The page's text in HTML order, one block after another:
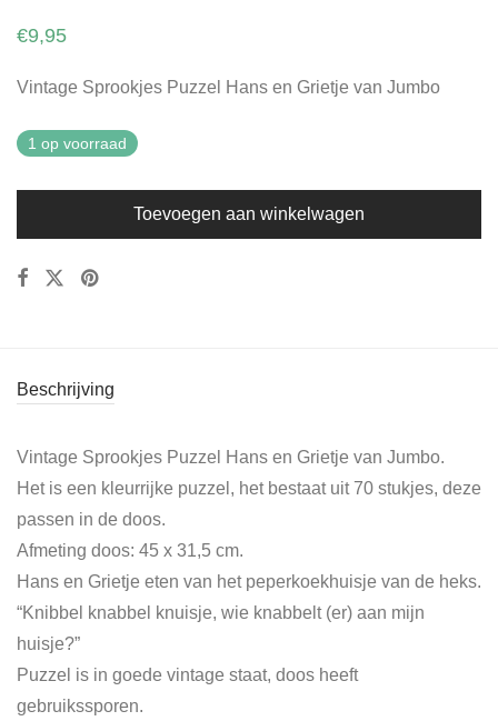
€9,95
Vintage Sprookjes Puzzel Hans en Grietje van Jumbo
1 op voorraad
Toevoegen aan winkelwagen
Beschrijving
Vintage Sprookjes Puzzel Hans en Grietje van Jumbo.
Het is een kleurrijke puzzel, het bestaat uit 70 stukjes, deze
passen in de doos.
Afmeting doos: 45 x 31,5 cm.
Hans en Grietje eten van het peperkoekhuisje van de heks.
“Knibbel knabbel knuisje, wie knabbelt (er) aan mijn
huisje?”
Puzzel is in goede vintage staat, doos heeft
gebruikssporen.